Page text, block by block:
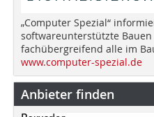
„Computer Spezial“
softwareunterstützte
fachübergreifend alle im
www.computer-spezial.de
Anbieter finden